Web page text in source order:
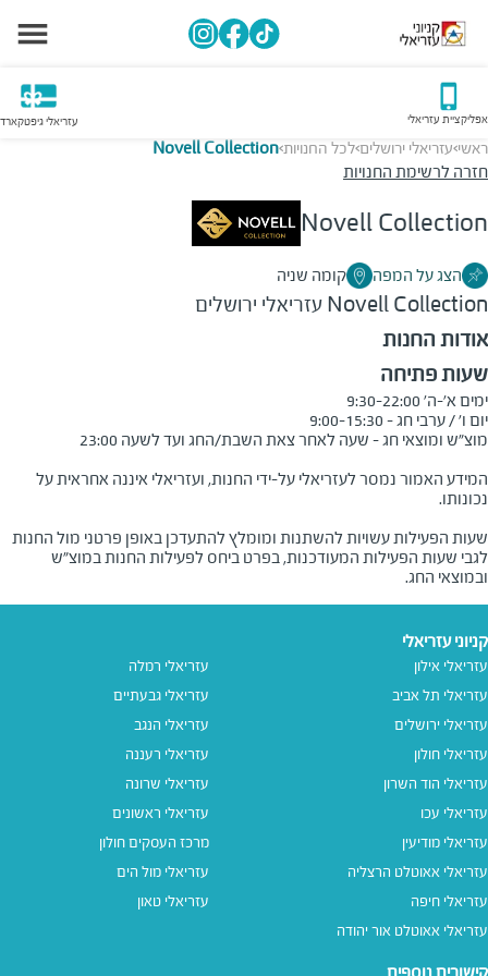
אפליקציית עזריאלי עזריאלי גיפטקארד
ראשי>עזריאלי ירושלים>לכל החנויות>
Novell Collection
חזרה לרשימת החנויות
Novell Collection
הצג על המפה קומה שניה
Novell Collection עזריאלי ירושלים
אודות החנות
שעות פתיחה
המידע האמור נמסר לעזריאלי על-ידי החנות, ועזריאלי איננה אחראית על
שעות הפעילות עשויות להשתנות ומומלץ להתעדכן באופן פרטני מול החנות
לגבי שעות הפעילות המעודכנות, בפרט ביחס לפעילות החנות במוצ"ש
ובמוצאי החג.
קניוני עזריאלי
עזריאלי אילון
עזריאלי תל אביב
עזריאלי ירושלים
עזריאלי חולון
עזריאלי הוד השרון
עזריאלי עכו
עזריאלי מודיעין
עזריאלי אאוטלט הרצליה
עזריאלי חיפה
עזריאלי אאוטלט אור יהודה
עזריאלי רמלה
עזריאלי גבעתיים
עזריאלי הנגב
עזריאלי רעננה
עזריאלי שרונה
עזריאלי ראשונים
מרכז העסקים חולון
עזריאלי מול הים
עזריאלי טאון